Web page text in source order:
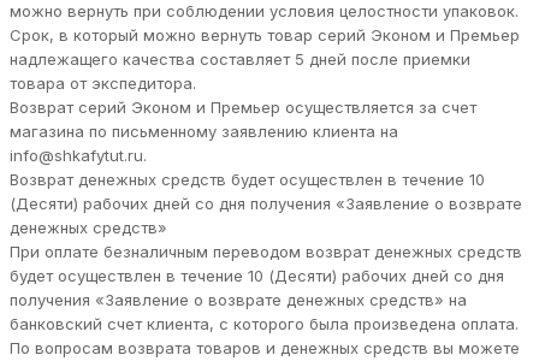
можно вернуть при соблюдении условия целостности упаковок.
Срок, в который можно вернуть товар серий Эконом и Премьер
надлежащего качества составляет 5 дней после приемки
товара от экспедитора.
Возврат серий Эконом и Премьер осуществляется за счет
магазина по письменному заявлению клиента на
info@shkafytut.ru.
Возврат денежных средств будет осуществлен в течение 10
(Десяти) рабочих дней со дня получения «Заявление о возврате
денежных средств»
При оплате безналичным переводом возврат денежных средств
будет осуществлен в течение 10 (Десяти) рабочих дней со дня
получения «Заявление о возврате денежных средств» на
банковский счет клиента, с которого была произведена оплата.
По вопросам возврата товаров и денежных средств вы можете